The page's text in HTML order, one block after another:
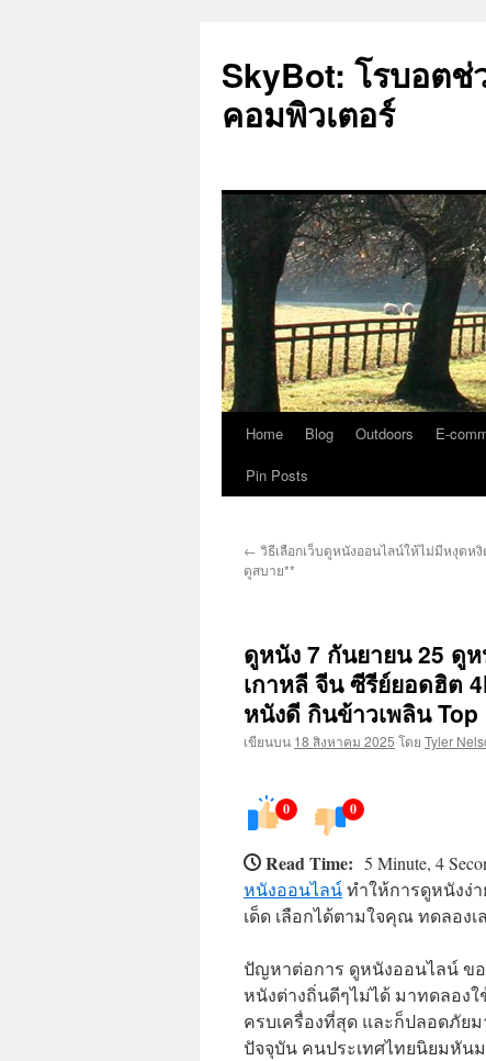
SkyBot: โรบอตช่
คอมพิวเตอร์
ข้าม
เนื้อหา
Home Blog Outdoors E-
Pin Posts
← วิธีเลือกเว็บดูหนังออนไลน์ให้ไม่มีหงุดห
ดูสบาย**
ดูหนัง 7 กันยายน 25 ดู
เกาหลี จีน ซีรีย์ยอดฮิต
หนังดี กินข้าวเพลิน
เขียนบน 18 สิงหาคม 2025 โดย Tyler
0 0
Read Time: 5 Minute, 4
หนังออนไลน์ทำให้การดูหนังง่
เด็ด เลือกได้ตามใจคุณ ทดลองเ
ปัญหาต่อการ ดูหนังออนไลน์ ข
หนังต่างถิ่นดีๆไม่ได้ มาทดลองใ
ครบเครื่องที่สุด และก็ปลอดภัยม
ปัจจุบัน คนประเทศไทยนิยมหัน